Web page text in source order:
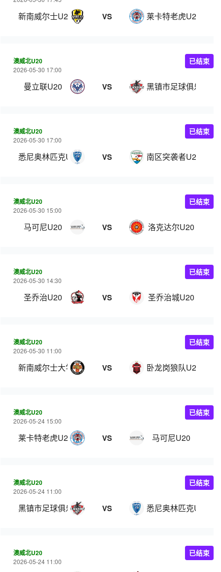
新南威尔士U20 VS 莱卡特老虎U20
澳威北U20
2026-05-30 17:00
曼立联U20 VS 黑镇市足球俱乐部
已结束
澳威北U20
2026-05-30 17:00
悉尼奥林匹克U20 VS 南区突袭者U20
已结束
澳威北U20
2026-05-30 15:00
马可尼U20 VS 洛克达尔U20
已结束
澳威北U20
2026-05-30 14:30
圣乔治U20 VS 圣乔治城U20
已结束
澳威北U20
2026-05-30 11:00
新南威尔士大学U20 VS 卧龙岗狼队U20
已结束
澳威北U20
2026-05-24 15:00
莱卡特老虎U20 VS 马可尼U20
已结束
澳威北U20
2026-05-24 11:00
黑镇市足球俱乐部U20 VS 悉尼奥林匹克U20
已结束
澳威北U20
2026-05-24 11:00
已结束